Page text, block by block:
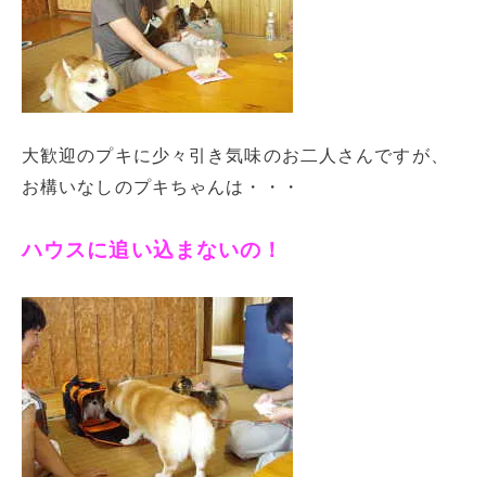
大歓迎のプキに少々引き気味のお二人さんですが、
お構いなしのプキちゃんは・・・
ハウスに追い込まないの！